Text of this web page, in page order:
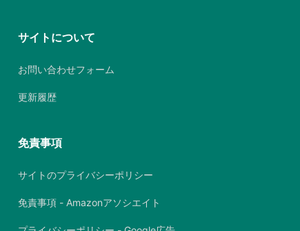
サイトについて
お問い合わせフォーム
更新履歴
免責事項
サイトのプライバシーポリシー
免責事項 - Amazonアソシエイト